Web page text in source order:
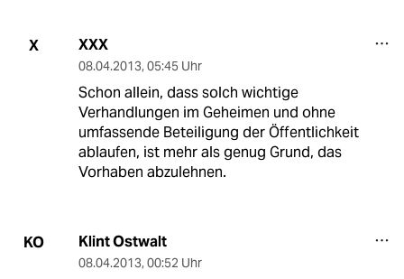
X XXX
08.04.2013, 05:45 Uhr
Schon allein, dass solch wichtige
Verhandlungen im Geheimen und ohne
umfassende Beteiligung der Öffentlichkeit
ablaufen, ist mehr als genug Grund, das
Vorhaben abzulehnen.
KO Klint Ostwalt
08.04.2013, 00:52 Uhr